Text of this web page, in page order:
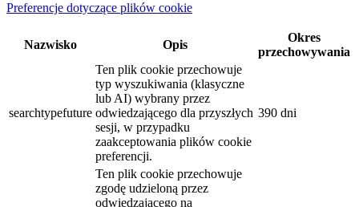
Preferencje dotyczące plików cookie
Nazwisko Opis
Okres
przechowywania
searchtypefuture
Ten plik cookie przechowuje
typ wyszukiwania (klasyczne
lub AI) wybrany przez
odwiedzającego dla przyszłych
sesji, w przypadku
zaakceptowania plików cookie
preferencji.
390 dni
Ten plik cookie przechowuje
zgodę udzieloną przez
odwiedzającego na